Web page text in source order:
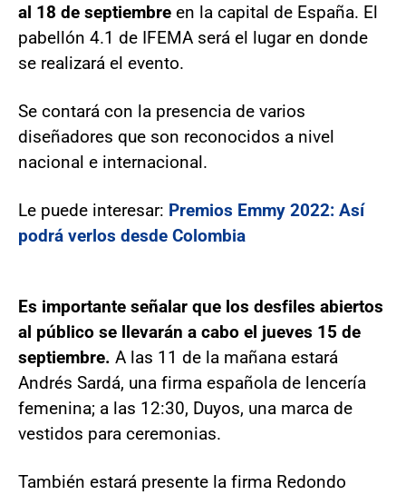
al 18 de septiembre en la capital de España. El
pabellón 4.1 de IFEMA será el lugar en donde
se realizará el evento.
Se contará con la presencia de varios
diseñadores que son reconocidos a nivel
nacional e internacional.
Le puede interesar: Premios Emmy 2022: Así
podrá verlos desde Colombia
Es importante señalar que los desfiles abiertos
al público se llevarán a cabo el jueves 15 de
septiembre. A las 11 de la mañana estará
Andrés Sardá, una firma española de lencería
femenina; a las 12:30, Duyos, una marca de
vestidos para ceremonias.
También estará presente la firma Redondo